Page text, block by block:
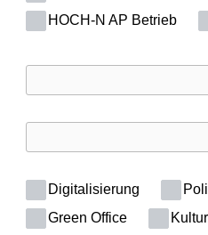
HOCH-N AP Betrieb
Digitalisierung
Green Office